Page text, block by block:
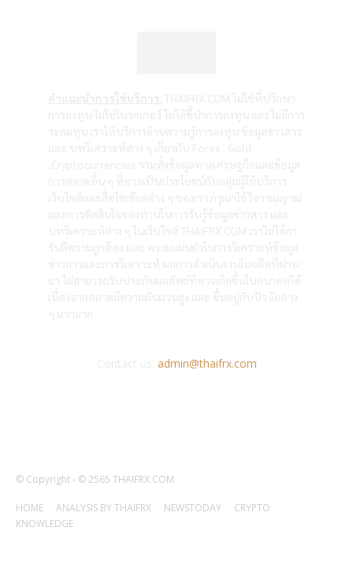
admin@thaifrx.com
© Copyright - © 2565 THAIFRX.COM
HOME ANALYSIS BY THAIFRX NEWSTODAY
CRYPTO
KNOWLEDGE